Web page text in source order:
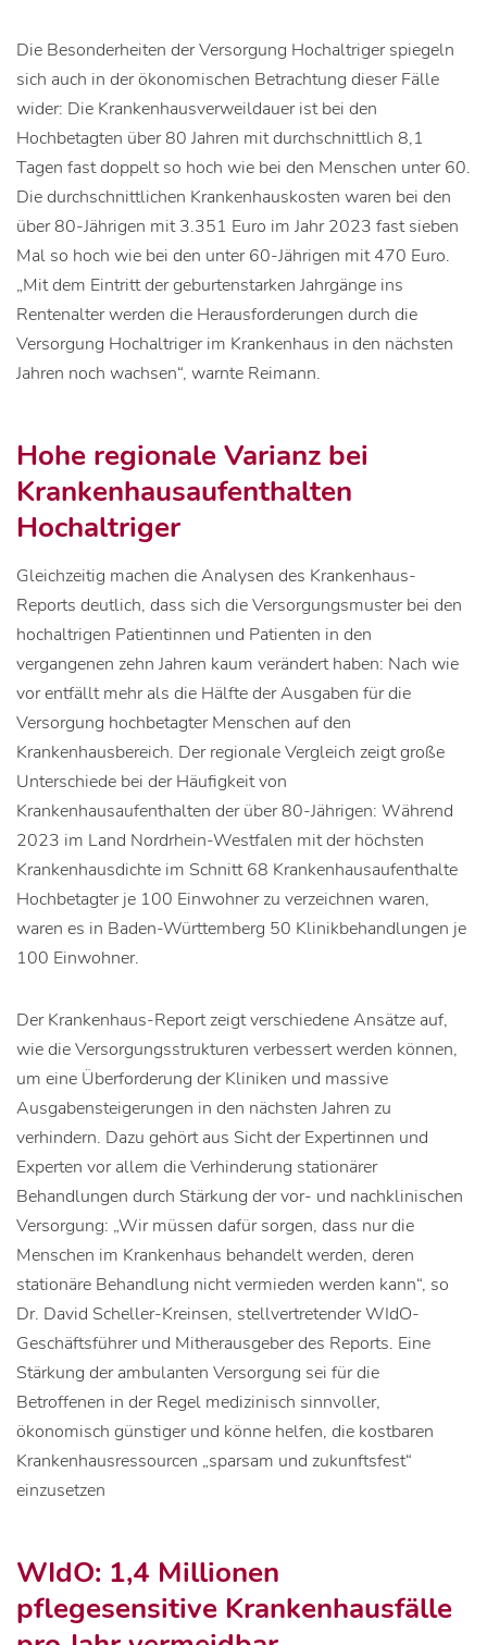
Die Besonderheiten der Versorgung Hochaltriger spiegeln
sich auch in der ökonomischen Betrachtung dieser Fälle
wider: Die Krankenhausverweildauer ist bei den
Hochbetagten über 80 Jahren mit durchschnittlich 8,1
Tagen fast doppelt so hoch wie bei den Menschen unter 60.
Die durchschnittlichen Krankenhauskosten waren bei den
über 80-Jährigen mit 3.351 Euro im Jahr 2023 fast sieben
Mal so hoch wie bei den unter 60-Jährigen mit 470 Euro.
„Mit dem Eintritt der geburtenstarken Jahrgänge ins
Rentenalter werden die Herausforderungen durch die
Versorgung Hochaltriger im Krankenhaus in den nächsten
Jahren noch wachsen“, warnte Reimann.
Hohe regionale Varianz bei
Krankenhausaufenthalten
Hochaltriger
Gleichzeitig machen die Analysen des Krankenhaus-
Reports deutlich, dass sich die Versorgungsmuster bei den
hochaltrigen Patientinnen und Patienten in den
vergangenen zehn Jahren kaum verändert haben: Nach wie
vor entfällt mehr als die Hälfte der Ausgaben für die
Versorgung hochbetagter Menschen auf den
Krankenhausbereich. Der regionale Vergleich zeigt große
Unterschiede bei der Häufigkeit von
Krankenhausaufenthalten der über 80-Jährigen: Während
2023 im Land Nordrhein-Westfalen mit der höchsten
Krankenhausdichte im Schnitt 68 Krankenhausaufenthalte
Hochbetagter je 100 Einwohner zu verzeichnen waren,
waren es in Baden-Württemberg 50 Klinikbehandlungen je
100 Einwohner.
Der Krankenhaus-Report zeigt verschiedene Ansätze auf,
wie die Versorgungsstrukturen verbessert werden können,
um eine Überforderung der Kliniken und massive
Ausgabensteigerungen in den nächsten Jahren zu
verhindern. Dazu gehört aus Sicht der Expertinnen und
Experten vor allem die Verhinderung stationärer
Behandlungen durch Stärkung der vor- und nachklinischen
Versorgung: „Wir müssen dafür sorgen, dass nur die
Menschen im Krankenhaus behandelt werden, deren
stationäre Behandlung nicht vermieden werden kann“, so
Dr. David Scheller-Kreinsen, stellvertretender WIdO-
Geschäftsführer und Mitherausgeber des Reports. Eine
Stärkung der ambulanten Versorgung sei für die
Betroffenen in der Regel medizinisch sinnvoller,
ökonomisch günstiger und könne helfen, die kostbaren
Krankenhausressourcen „sparsam und zukunftsfest“
einzusetzen
WIdO: 1,4 Millionen
pflegesensitive Krankenhausfälle